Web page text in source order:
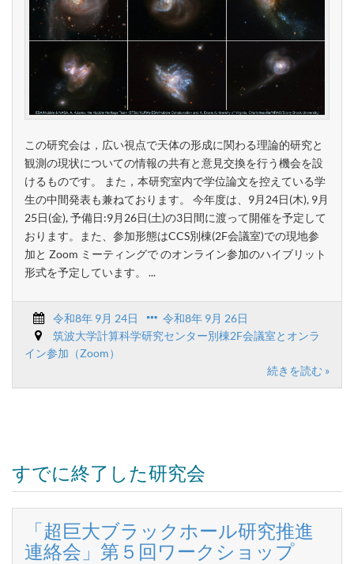
この研究会は，広い視点で天体の形成に関わる理論的研究と
観測の現状についての情報の共有と意見交換を行う機会を設
けるものです。 また，本研究室内で学位論文を控えている学
生の中間発表も兼ねております。 今年度は、9月24日(木), 9月
25日(金), 予備日:9月26日(土)の3日間に渡って開催を予定して
おります。また、参加形態はCCS別棟(2F会議室)での現地参
加と Zoom ミーティングで のオンライン参加のハイブリット
形式を予定しています。 ...
令和8年 9月 24日
令和8年 9月 26日
筑波大学計算科学研究センター別棟2F会議室とオンラ
イン参加（Zoom）
続きを読む »
すでに終了した研究会
「超巨大ブラックホール研究推進
連絡会」第５回ワークショップ